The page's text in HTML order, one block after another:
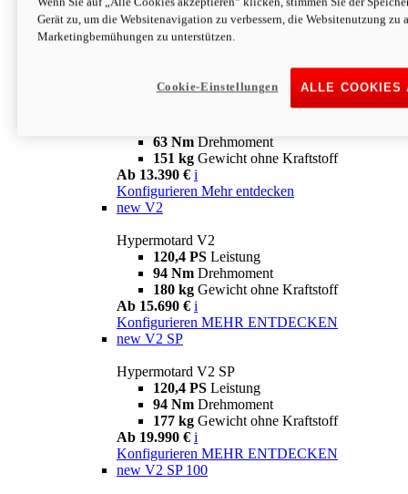
63 NmDrehmoment
151 kgGewicht ohne Kraftstoff
Ab 13.890 € i
63 Nm Drehmoment
151 kg Gewicht ohne Kraftstoff
Ab 13.390 € i
Konfigurieren Mehr entdecken
new V2
Hypermotard V2
120,4 PS Leistung
94 Nm Drehmoment
180 kg Gewicht ohne Kraftstoff
Ab 15.690 € i
Konfigurieren MEHR ENTDECKEN
new V2 SP
Hypermotard V2 SP
120,4 PS Leistung
94 Nm Drehmoment
177 kg Gewicht ohne Kraftstoff
Ab 19.990 € i
Konfigurieren MEHR ENTDECKEN
new V2 SP 100
Gerät zu, um die Websitenavigation zu verbessern, die Websitenutzung zu
Marketingbemühungen zu unterstützen.
ALLE COOKIES
Cookie-Einstellungen